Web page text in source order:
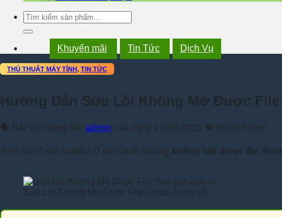
Tìm
kiếm:
Khuyến mãi Tin Tức Dịch Vụ
THỦ THUẬT MÁY TÍNH, TIN TỨC
Hướng Dẫn Sửa Lỗi Không Mở Được
🗣 Bài viết đăng bởi admin vào ngày 12-05-2026 👁 86 lượt xem
Bạn tải bộ cài AutoCAD mới nhất nhưng không mở được file
Sua Loi Khong Mo Duoc File Setup Autocad